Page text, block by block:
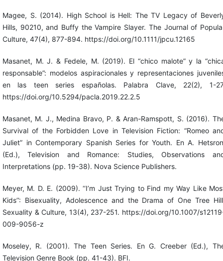
Magee, S. (2014). High School is Hell: The TV Legacy of
Hills, 90210, and Buffy the Vampire Slayer. The Journal of
Culture, 47(4), 877-894. https://doi.org/10.1111/jpcu.12165
Masanet, M. J. & Fedele, M. (2019). El “chico malote” y la
responsable”: modelos aspiracionales y representaciones
en las teen series españolas. Palabra Clave, 22(2), 1-
https://doi.org/10.5294/pacla.2019.22.2.5
Masanet, M. J., Medina Bravo, P. & Aran-Ramspott, S. (2016).
Survival of the Forbidden Love in Television Fiction: “Romeo
Juliet” in Contemporary Spanish Series for Youth. En A.
(Ed.), Television and Romance: Studies, Observations
Interpretations (pp. 19-38). Nova Science Publishers.
Meyer, M. D. E. (2009). ‘‘I’m Just Trying to Find my Way Like
Kids’’: Bisexuality, Adolescence and the Drama of One Tree
Sexuality & Culture, 13(4), 237-251. https://doi.org/10.1007/
009-9056-z
Moseley, R. (2001). The Teen Series. En G. Creeber (Ed.),
Television Genre Book (pp. 41-43). BFI.